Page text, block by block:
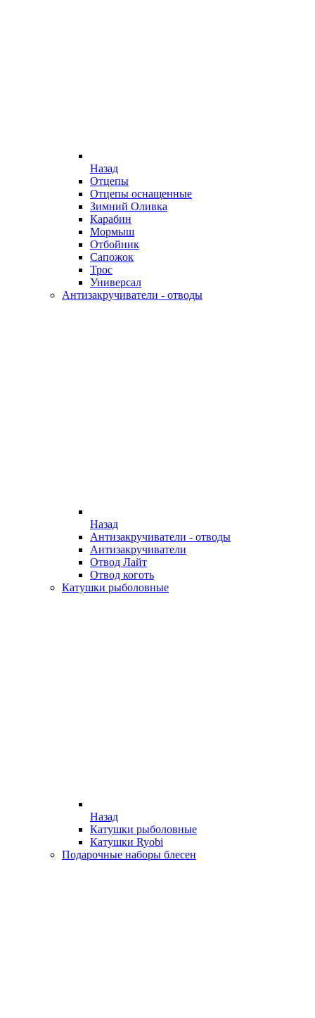
Назад
Отцепы
Отцепы оснащенные
Зимний Оливка
Карабин
Мормыш
Отбойник
Сапожок
Трос
Универсал
Антизакручиватели - отводы
Назад
Антизакручиватели - отводы
Антизакручиватели
Отвод Лайт
Отвод коготь
Катушки рыболовные
Назад
Катушки рыболовные
Катушки Ryobi
Подарочные наборы блесен